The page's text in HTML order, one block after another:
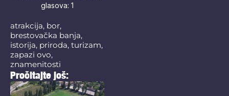
glasova: 1
atrakcija, bor,
brestovačka banja,
istorija, priroda, turizam,
zapazi ovo,
znamenitosti
Pročitajte još: